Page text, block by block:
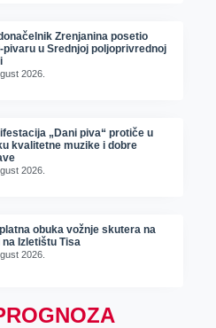
Zrenjanina posetio
pivaru u Srednjoj poljoprivrednoj
2026.
„Dani piva“ protiče u
kvalitetne muzike i dobre
2026.
obuka vožnje skutera na
na Izletištu Tisa
2026.